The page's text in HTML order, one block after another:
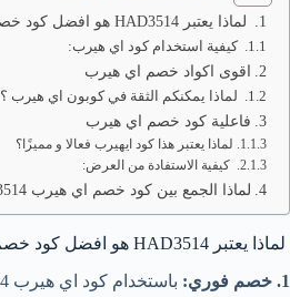
لماذا يعتبر HAD3514 هو افضل كود خصم اي هيرب ؟
كيفية استخدام كود اي هيرب:
اقوى اكواد خصم اي هيرب
لماذا يمكنكم الثقة في كوبون اي هيرب ؟
فاعلية كود خصم اي هيرب
لماذا يعتبر هذا كود ايهيرب فعالا و مميزًا؟
كيفية الاستفادة من العرض:
لماذا الجمع بين كود خصم اي هيرب HAD3514 وخصومات iHerb؟
لماذا يعتبر HAD3514 هو افضل كود خصم اي هيرب ؟
1. خصم فوري:
باستخدام كود اي هيرب HAD3514، ستحصل على خصم فوري عند الدفع، مما يعني أنك ستوفر مباشرةً على قيمة طلبك.